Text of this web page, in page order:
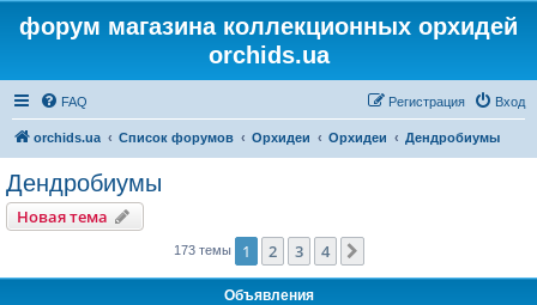
форум магазина коллекционных орхидей
orchids.ua
FAQ Вход
Регистрация
orchids.ua Список форумов Орхидеи Орхидеи Дендробиумы
Дендробиумы
Новая тема
173 темы 1 2 3 4
Объявления